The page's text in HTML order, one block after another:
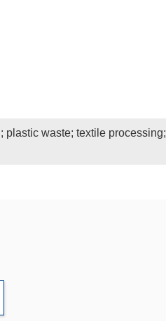
waste; textile processing;